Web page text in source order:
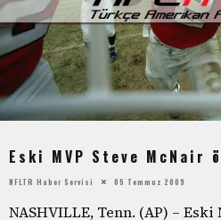
Eski MVP Steve McNair
NFLTR Haber Servisi 05 Temmuz 2009
NASHVILLE, Tenn. (AP) –